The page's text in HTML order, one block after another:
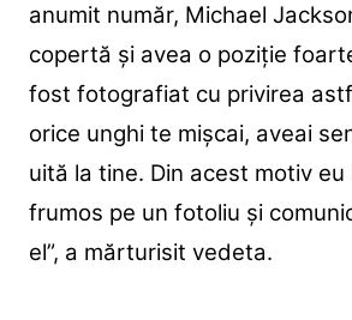
anumit număr, Michael
copertă și avea o poziție
fost fotografiat cu privirea
orice unghi te mișcai, aveai
uită la tine. Din acest motiv
frumos pe un fotoliu și
el”, a mărturisit vedeta.